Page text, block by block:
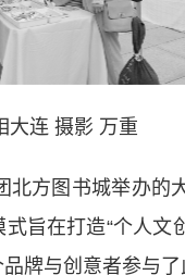
大连 摄影 万重
图书城举办的大
旨在打造“个人文
牌与创意者参与